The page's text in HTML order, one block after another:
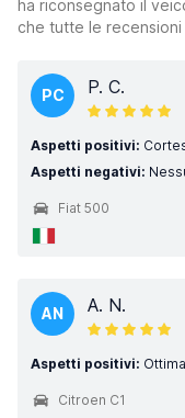
ha riconsegnato il
che tutte le
PC P. C.
Aspetti positivi:
Aspetti negativi:
Fiat 500
AN A. N.
Aspetti positivi:
Citroen C1